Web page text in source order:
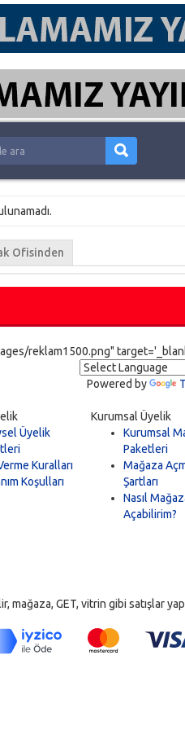
Ofisinden
reklam1500.png"
Powered by
Üyelik
Kuralları
Koşulları
Kurumsal Üyelik
Kurumsal
Paketleri
Mağaza
Şartları
Nasıl
Açabilirim?
mağaza, GET, vitrin gibi satışlar